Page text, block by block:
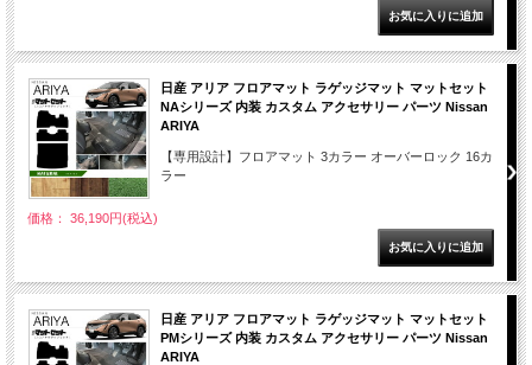
日産 アリア フロアマット ラゲッジマット マットセット
NAシリーズ 内装 カスタム アクセサリー パーツ Nissan
ARIYA
【専用設計】フロアマット 3カラー オーバーロック 16カ
ラー
価格： 36,190円(税込)
日産 アリア フロアマット ラゲッジマット マットセット
PMシリーズ 内装 カスタム アクセサリー パーツ Nissan
ARIYA